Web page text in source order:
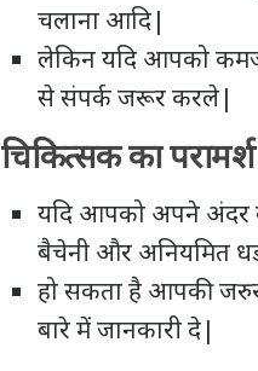
चलाना आदि|
लेकिन यदि आपको
से संपर्क जरूर करले|
चिकित्सक का
यदि आपको अपने अंदर
बैचेनी और अनियमित
हो सकता है आपकी
बारे में जानकारी दे|